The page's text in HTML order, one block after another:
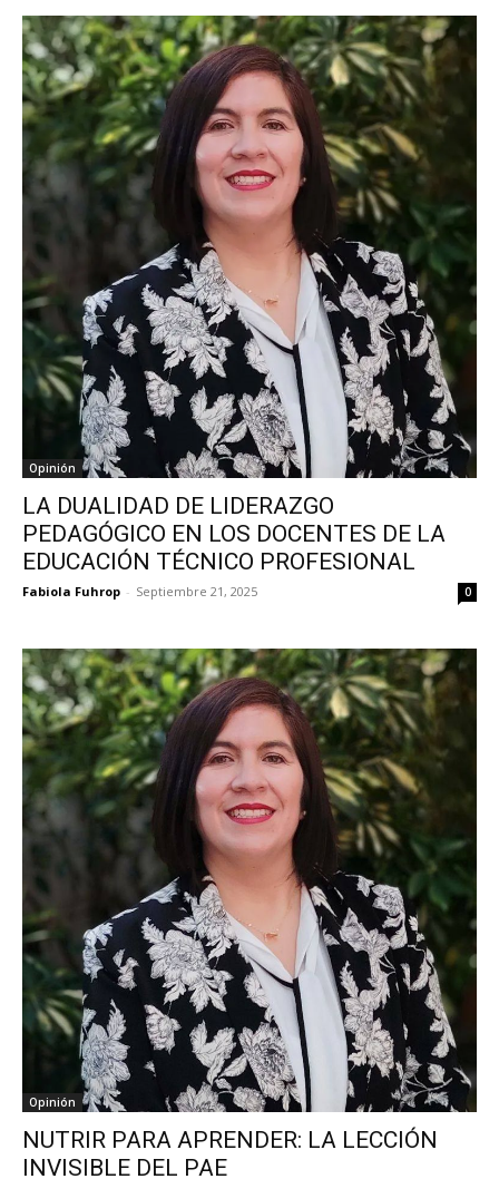
Opinión
LA DUALIDAD DE LIDERAZGO
PEDAGÓGICO EN LOS DOCENTES DE LA
EDUCACIÓN TÉCNICO PROFESIONAL
Fabiola Fuhrop - Septiembre 21, 2025 0
Opinión
NUTRIR PARA APRENDER: LA LECCIÓN
INVISIBLE DEL PAE